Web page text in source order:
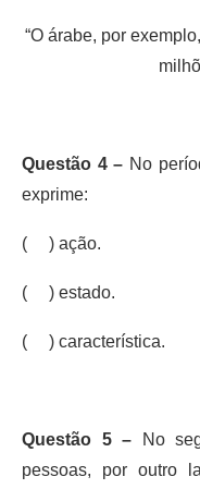
“O árabe, por
Questão 4 – No
exprime:
( ) ação.
( ) estado.
( ) característica.
Questão 5 – No
pessoas, por outro